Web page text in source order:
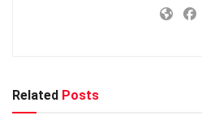
Related Posts